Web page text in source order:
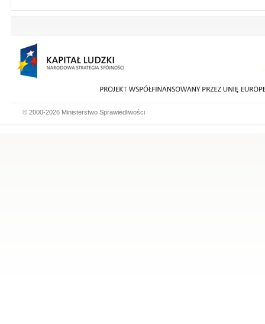
© 2000-2026 Ministerstwo Sprawiedliwości